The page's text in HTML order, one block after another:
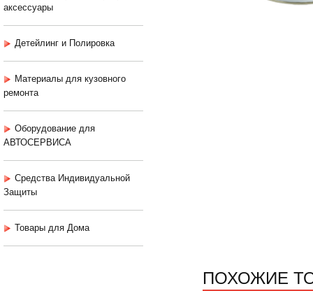
аксессуары
Детейлинг и Полировка
Материалы для кузовного
ремонта
Оборудование для
АВТОСЕРВИСА
Средства Индивидуальной
Защиты
Товары для Дома
ПОХОЖИЕ